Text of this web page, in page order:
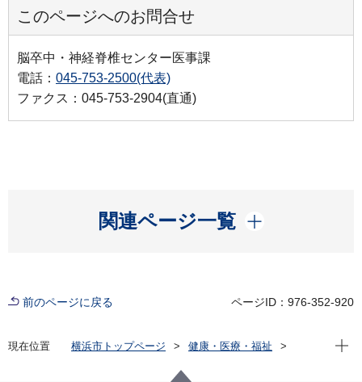
このページへのお問合せ
脳卒中・神経脊椎センター医事課
電話： 045-753-2500(代表)
ファクス：045-753-2904(直通)
関連ページ一覧
開く
前のページに戻る ページID：976-352-920
現在位置 横浜市トップページ
健康・医療・福祉
横浜市立脳卒中・神経脊椎センター
現在